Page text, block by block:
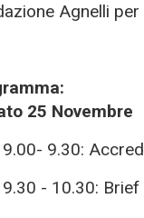
Agnelli per
25 Novembre
9.00- 9.30:
9.30 - 10.30: